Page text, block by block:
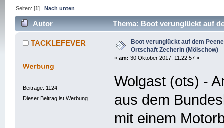
Seiten: [1]Nach unten
Autor
Thema: Boot verunglückt auf
4621 mal)
TACKLEFEVER
Beiträge: 1124
Dieser Beitrag ist Werbung.
Boot verunglückt auf dem
Ortschaft Zecherin (Mölschow)
«am: 30 Oktober 2017, 11:22:57 »
Wolgast (ots) -
aus dem
mit einem